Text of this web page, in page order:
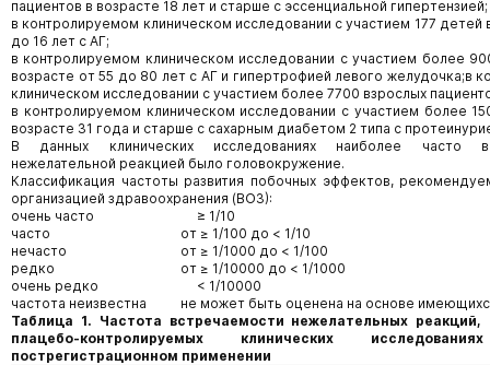
пациентов в возрасте 18 лет и старше с эссенциальной гипертензией;
в контролируемом клиническом исследовании с участием 177 детей
до 16 лет с АГ;
в контролируемом клиническом исследовании с участием более
возрасте от 55 до 80 лет с АГ и гипертрофией левого желудочка;в
клиническом исследовании с участием более 7700 взрослых
в контролируемом клиническом исследовании с участием более
возрасте 31 года и старше с сахарным диабетом 2 типа с
В данных клинических исследованиях наиболее часто
нежелательной реакцией было головокружение.
Классификация частоты развития побочных эффектов,
организацией здравоохранения (ВОЗ):
очень часто
≥ 1/10
часто
от ≥ 1/100 до < 1/10
нечасто
от ≥ 1/1000 до < 1/100
редко
от ≥ 1/10000 до < 1/1000
очень редко
< 1/10000
частота неизвестна
не может быть оценена на основе
Таблица 1. Частота встречаемости нежелательных реакций,
плацебо-контролируемых клинических
пострегистрационном применении